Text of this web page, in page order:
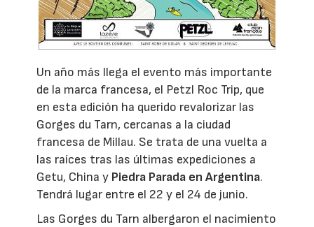
Un año más llega el evento más importante
de la marca francesa, el Petzl Roc Trip, que
en esta edición ha querido revalorizar las
Gorges du Tarn, cercanas a la ciudad
francesa de Millau. Se trata de una vuelta a
las raíces tras las últimas expediciones a
Getu, China y Piedra Parada en Argentina.
Tendrá lugar entre el 22 y el 24 de junio.
Las Gorges du Tarn albergaron el nacimiento